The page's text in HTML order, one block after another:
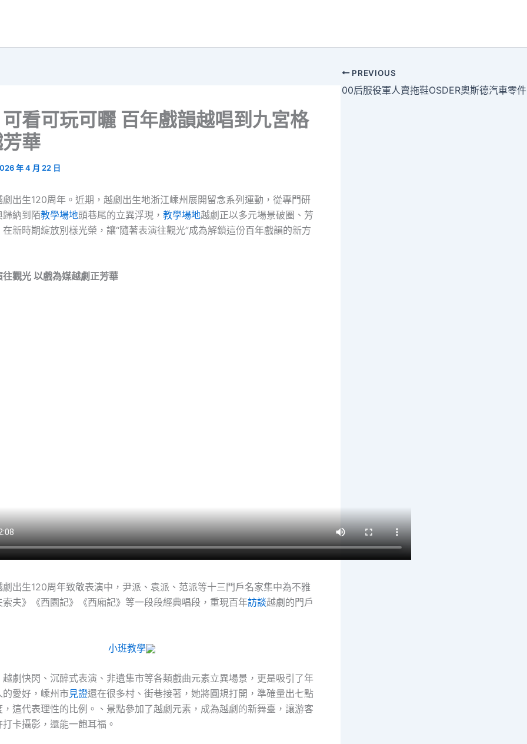
看可玩可曬 百年戲韻越唱到九宮格
華
年 4 月 22 日
劇出生120周年。近期，越劇出生地浙江嵊州展開留念系列運動，從專門研
納到陌教學場地頭巷尾的立異浮現， 教學場地越劇正以多元場景破圈、芳
新時期綻放別樣光榮，讓“隨著表演往觀光”成為解鎖這份百年戲韻的新方
往觀光 以戲為媒越劇正芳華
劇出生120周年致敬表演中，尹派、袁派、范派等十三門戶名家集中為不雅
夫》《西園記》《西廂記》等一段段經典唱段，重現百年訪談越劇的門戶
小班教學
越劇快閃、沉醉式表演、非遺集市等各類戲曲元素立異場景，更是吸引了年
的愛好，嵊州市見證還在很多村、街巷接著，她將圓規打開，準確量出七點
這代表理性的比例。、景點參加了越劇元素，成為越劇的新舞臺，讓游客
卡攝影，還能一飽耳福。
PREVIOUS
00后服役軍人賣拖鞋OSDER奧斯德汽車零